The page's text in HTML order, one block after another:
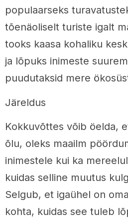
populaarseks
tõenäoliselt turiste igalt
tooks kaasa kohaliku
ja lõpuks inimeste
puudutaksid mere
Järeldus
Kokkuvõttes võib öelda,
õlu, oleks maailm
inimestele kui ka
kuidas selline muutus
Selgub, et igaühel on
kohta, kuidas see tuleb